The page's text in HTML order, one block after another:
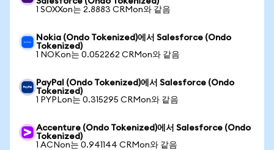
1 SOXXon는 2.8883 CRMon와 같음
Nokia (Ondo Tokenized)에서 Salesforce (Ondo
Tokenized)
1 NOKon는 0.052262 CRMon와 같음
PayPal (Ondo Tokenized)에서 Salesforce (Ondo
Tokenized)
1 PYPLon는 0.315295 CRMon와 같음
Accenture (Ondo Tokenized)에서 Salesforce (Ondo
Tokenized)
1 ACNon는 0.941144 CRMon와 같음